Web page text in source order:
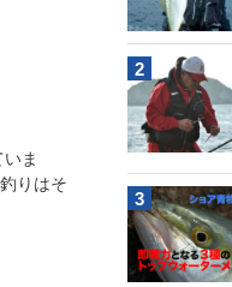
ま
りはそ
2
3